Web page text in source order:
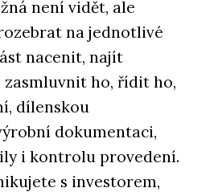
na starém místě. Rezidence
přináší do historického
soudobou eleganci
není vidět, ale
na jednotlivé
nacenit, najít
zasmluvnit ho, řídit ho,
dílenskou
dokumentaci,
i kontrolu provedení.
s investorem,